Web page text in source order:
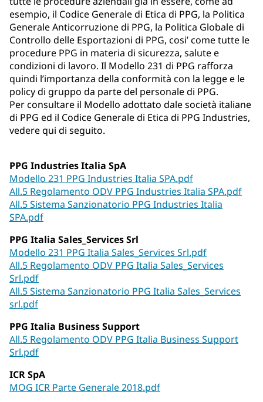
esempio, il Codice Generale di Etica di PPG, la Politica
Generale Anticorruzione di PPG, la Politica Globale di
Controllo delle Esportazioni di PPG, cosi’ come tutte le
procedure PPG in materia di sicurezza, salute e
condizioni di lavoro. Il Modello 231 di PPG rafforza
quindi l’importanza della conformità con la legge e le
policy di gruppo da parte del personale di PPG.
Per consultare il Modello adottato dale società italiane
di PPG ed il Codice Generale di Etica di PPG Industries,
vedere qui di seguito.
PPG Industries Italia SpA
Modello 231 PPG Industries Italia SPA.pdf
All.5 Regolamento ODV PPG Industries Italia SPA.pdf
All.5 Sistema Sanzionatorio PPG Industries Italia
SPA.pdf
PPG Italia Sales_Services Srl
Modello 231 PPG Italia Sales_Services Srl.pdf
All.5 Regolamento ODV PPG Italia Sales_Services
Srl.pdf
All.5 Sistema Sanzionatorio PPG Italia Sales_Services
srl.pdf
PPG Italia Business Support
All.5 Regolamento ODV PPG Italia Business Support
Srl.pdf
ICR SpA
MOG ICR Parte Generale 2018.pdf